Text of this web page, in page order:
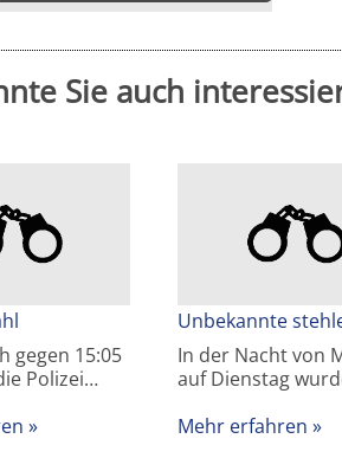
Sie auch
gegen 15:05
Polizei…
Unbekannte
In der Nacht von
auf Dienstag
Mehr erfahren